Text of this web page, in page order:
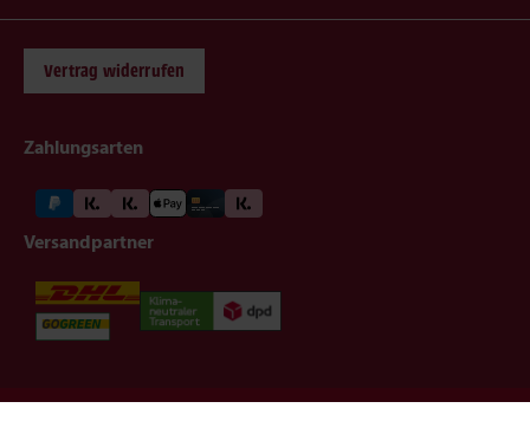
Vertrag widerrufen
Zahlungsarten
Versandpartner